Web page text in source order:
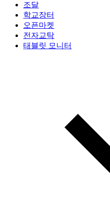
조달
학교장터
오픈마켓
전자교탁
태블릿 모니터